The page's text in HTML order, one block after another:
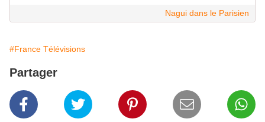
Nagui dans le Parisien
#France Télévisions
Partager